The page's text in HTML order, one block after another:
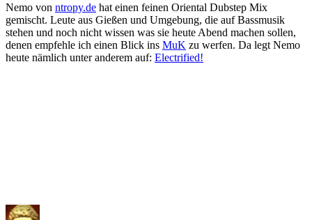
Nemo von ntropy.de hat einen feinen Oriental Dubstep Mix
gemischt. Leute aus Gießen und Umgebung, die auf Bassmusik
stehen und noch nicht wissen was sie heute Abend machen sollen,
denen empfehle ich einen Blick ins MuK zu werfen. Da legt Nemo
heute nämlich unter anderem auf: Electrified!